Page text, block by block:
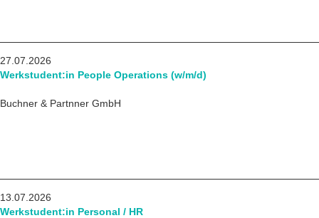
27.07.2026
Werkstudent:in People Operations (w/m/d)
Buchner & Partnner GmbH
13.07.2026
Werkstudent:in Personal / HR